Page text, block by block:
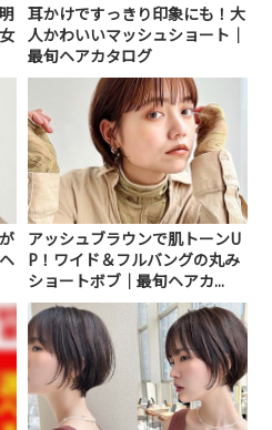
耳かけですっきり印象にも！大
人かわいいマッシュショート｜
最旬ヘアカタログ
アッシュブラウンで肌トーンU
P！ワイド＆フルバングの丸み
ショートボブ｜最旬ヘアカ...